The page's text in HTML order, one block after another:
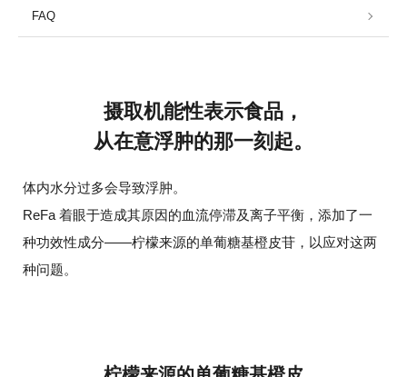
FAQ
摄取机能性表示食品，
从在意浮肿的那一刻起。
体内水分过多会导致浮肿。
ReFa 着眼于造成其原因的血流停滞及离子平衡，添加了一
种功效性成分——柠檬来源的单葡糖基橙皮苷，以应对这两
种问题。